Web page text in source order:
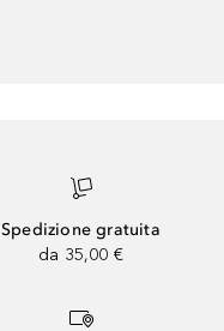
Spedizione gratuita
da 35,00 €